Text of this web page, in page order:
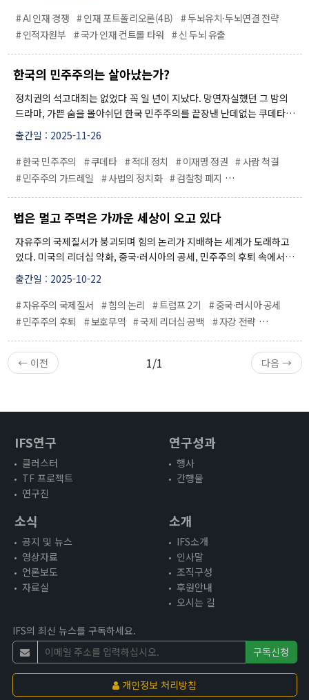
OECD 국가 중 상위권에 해당하며, 서울대 교수들의 해외 이직
# AI 인재 경쟁 # 인재 포트폴리오론(4B)
# 두뇌유치·두뇌연결 전략
# 인적자원부 # 국가 인재 컨트롤 타워 # 신 두뇌 유출
한국의 민주주의는 살아났는가?
정치권의 석고대죄는 없었다 꼭 일 년이 지났다. 망연자실했던 그 밤의
드라마, 가쁜 숨을 몰아쉬던 한국 민주주의를 끝장낸 난데없는 쿠데타의
밤. 국민 모두 잠을 못 이뤘던 악몽은 이제 점차 멀어지고 마음의 안정을
되찾았다. G10 선진국 한국에서 쿠데타가 가능할 것이라고 믿었던 검찰
출신 대통령을 이해할 도리가 없었다. 시민들이 무장 장갑차를 막아섰
고, ...
출간일 : 2025-11-26
# 한국 민주주의
# 쿠데타 # 적대 정치 # 이재명 정권 # 사람 척결
# 민주주의 가드레일
# 사법의 정치화 # 검찰청 폐지
# 익명의 비전문가
# 책임 정치
법은 멀고 주먹은 가까운 세상이 오고 있다
자유주의 국제질서가 붕괴되며 힘의 논리가 지배하는 세계가 도래하고
있다. 미국의 리더십 약화, 중국·러시아의 공세, 민주주의 후퇴 속에서
한국은 자강, 동맹 강화, 글로벌 전방위 외교로 대응해야 하며, 국론 통합
이 절실하다.
출간일 : 2025-10-22
# 자유주의 국제질서 # 힘의 논리 # 트럼프 2기
# 중국·러시아 공세
# 민주주의 후퇴
# 보호무역 # 국제 리더십 공백
# 자강 전략
# 글로벌 전방위 외교
# 국론 통합 # 한국 이민정책
← 이전
1/1 다음 →
IFS연구
클러스터
TF 프로젝트
연구진
연구성과
행사
간행물
소식
공지 및 뉴스
영상자료
언론보도
자료실
소개
IFS소개
인사말
조직구성
후원안내
오시는 길
IFS의 최신 뉴스를 구독하세요.
구독신청
개인정보 처리방침